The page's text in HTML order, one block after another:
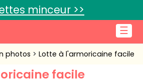
☰
minceur >>
photos Lotte à l'armoricaine facile
facile